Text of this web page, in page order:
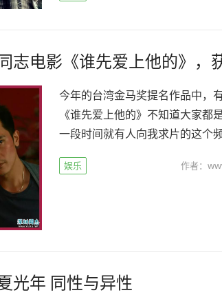
志电影《谁先爱上他的》，
今年的台湾金马奖提名作品中
《谁先爱上他的》不知道大家
一段时间就有人向我求片的这个
娱乐 作者：
光年 同性与异性